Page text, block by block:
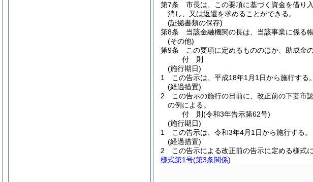
第7条
市長は、この要項に基づく資金を借り
消し、又は返還を求めることができる。
(証拠書類の保存)
第8条
当該金融機関の長は、当該事業に係る
(その他)
第9条
この要項に定めるもののほか、助成金
付 則
(施行期日)
1
この告示は、平成18年1月1日から施行する。
(経過措置)
2
この告示の施行の日前に、改正前の下妻市
の例による。
付 則(令和3年告示第62号)
(施行期日)
1
この告示は、令和3年4月1日から施行する。
(経過措置)
2
この告示による改正前の告示に定める様式
様式第1号(第3条関係)